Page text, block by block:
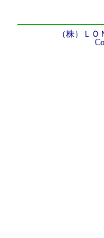
（株）Ｌ